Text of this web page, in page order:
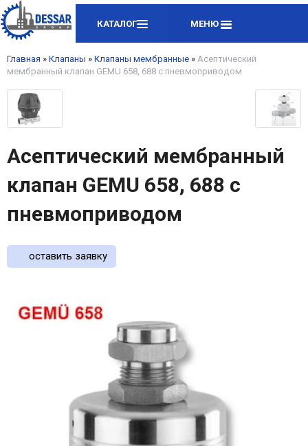
КАТАЛОГ МЕНЮ
Главная » Клапаны » Клапаны мембранные » Асептический
мембранный клапан GEMU 658, 688 с пневмоприводом
Асептический мембранный
клапан GEMU 658, 688 с
пневмоприводом
оставить заявку